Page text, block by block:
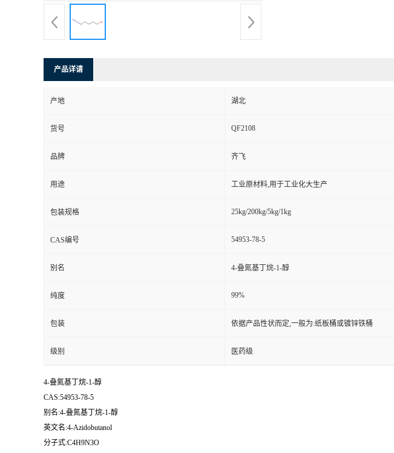
产品详请
产地 湖北
货号 QF2108
品牌 齐飞
用途 工业原材料,用于工业化大生产
包装规格 25kg/200kg/5kg/1kg
CAS编号 54953-78-5
别名 4-叠氮基丁烷-1-醇
纯度 99%
包装 依据产品性状而定,一般为:纸板桶或镀锌铁桶
级别 医药级
4-叠氮基丁烷-1-醇
CAS:54953-78-5
别名:4-叠氮基丁烷-1-醇
英文名:4-Azidobutanol
分子式:C4H9N3O